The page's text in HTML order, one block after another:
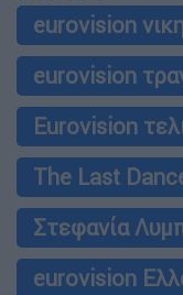
eurovision
eurovision
Eurovision
The Last
Στεφανία
eurovision